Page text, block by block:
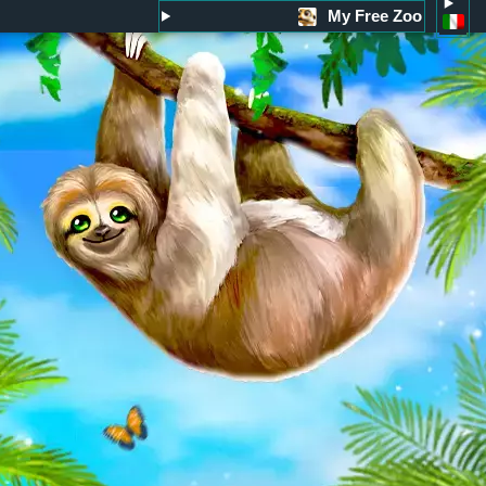
My Free Zoo